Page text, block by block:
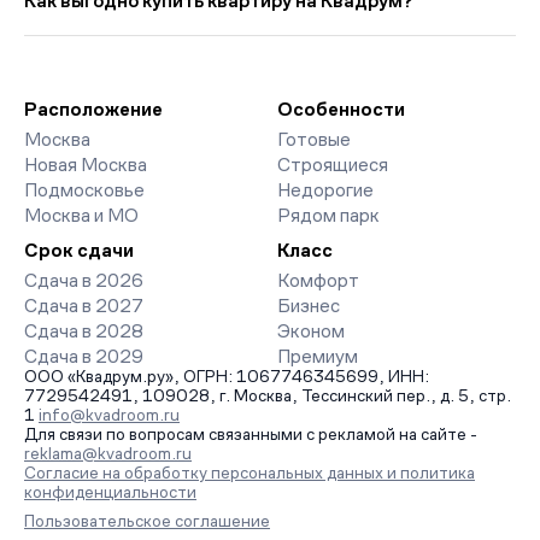
страницах ЖК доступны отзывы жильцов о качестве
строительства, интерактивный генплан корпусов, сроки
организует просмотр и поможет одобрить ипотеку по
минимальной ставке. Чтобы зафиксировать цену, оставьте
заявку на обратный звонок.
Расположение
Москва
Новая Москва
Подмосковье
Москва и МО
Особенности
Готовые
Строящиеся
Недорогие
Рядом парк
Срок сдачи
Сдача в 2026
Сдача в 2027
Сдача в 2028
Сдача в 2029
Класс
Комфорт
Бизнес
Эконом
Премиум
ООО «Квадрум.ру», ОГРН: 1067746345699, ИНН:
7729542491, 109028, г. Москва, Тессинский пер., д. 5, стр.
1 info@kvadroom.ru
Для связи по вопросам связанными с рекламой на сайте -
reklama@kvadroom.ru
Согласие на обработку персональных данных и политика
конфиденциальности
Пользовательское соглашение